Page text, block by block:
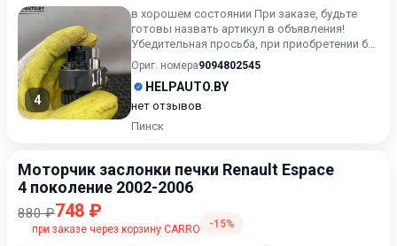
4
в хорошем состоянии При заказе, будьте
готовы назвать артикул в объявления!
Убедительная просьба, при приобретении б/у
автозапчастей внима...
Ориг. номера9094802545
HELPAUTO.BY
нет отзывов
Пинск
Моторчик заслонки печки Renault Espace
4 поколение 2002-2006
880 ₽748 ₽
при заказе через корзину CARRO -15%